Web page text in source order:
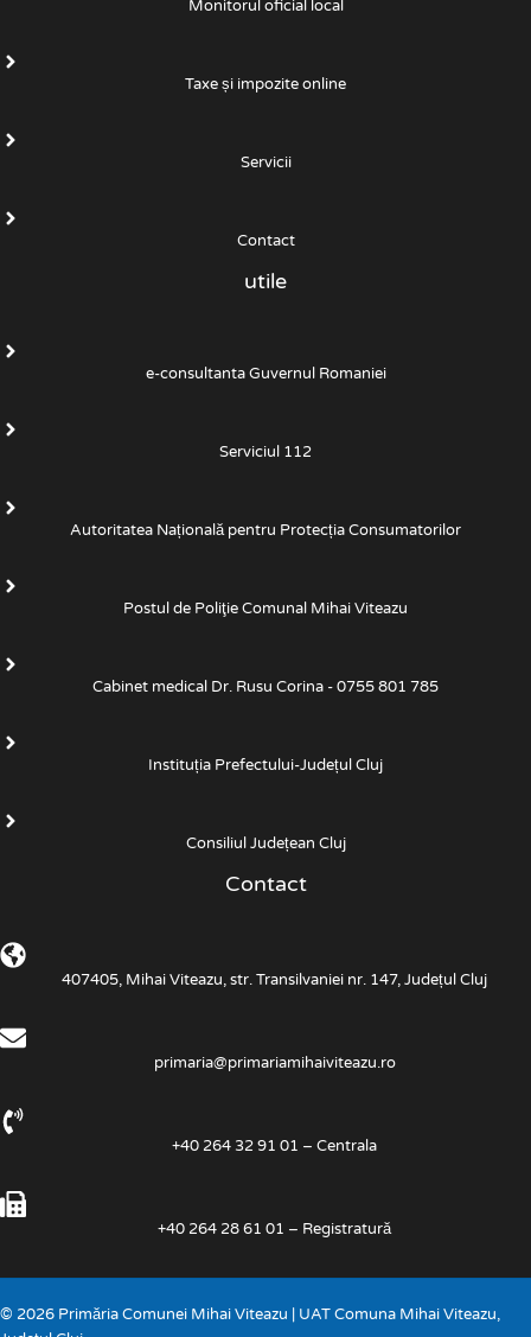
Monitorul oficial local
Taxe și impozite online
Servicii
Contact
utile
e-consultanta Guvernul Romaniei
Serviciul 112
Autoritatea Națională pentru Protecția Consumatorilor
Postul de Poliţie Comunal Mihai Viteazu
Cabinet medical Dr. Rusu Corina - 0755 801 785
Instituția Prefectului-Județul Cluj
Consiliul Județean Cluj
Contact
407405, Mihai Viteazu, str. Transilvaniei nr. 147, Județul Cluj
primaria@primariamihaiviteazu.ro
+40 264 32 91 01 – Centrala
+40 264 28 61 01 – Registratură
© 2026 Primăria Comunei Mihai Viteazu | UAT Comuna Mihai Viteazu,